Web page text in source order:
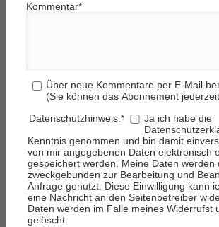
Kommentar*
Über neue Kommentare per E-Mail
(Sie können das Abonnement
Datenschutzhinweis:*
Ja ich habe die
Kenntnis genommen und bin damit
von mir angegebenen Daten elektronisch
gespeichert werden. Meine Daten werden
zweckgebunden zur Bearbeitung und
Anfrage genutzt. Diese Einwilligung kann
eine Nachricht an den Seitenbetreiber
Daten werden im Falle meines Widerrufst
gelöscht.